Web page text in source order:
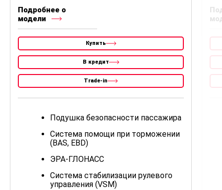
Подробнее о
модели
Купить
В кредит
Trade-in
Подушка безопасности пассажира
Система помощи при торможении
(BAS, EBD)
ЭРА-ГЛОНАСС
Система стабилизации рулевого
управления (VSM)